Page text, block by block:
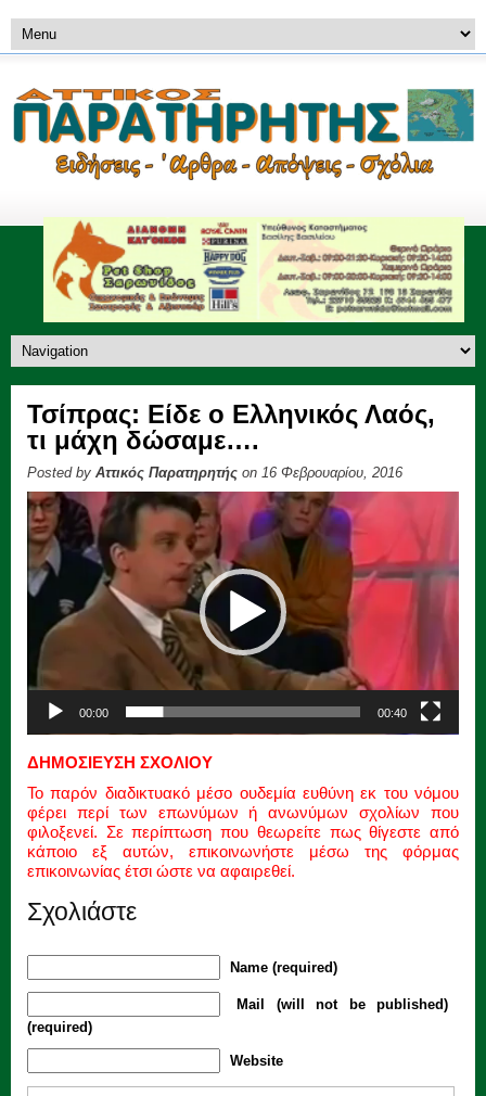
Τσίπρας: Είδε ο Ελληνικός Λαός,
τι μάχη δώσαμε….
Posted by Αττικός Παρατηρητής on 16 Φεβρουαρίου, 2016
Πρόγραμμα
Αναπαραγωγής
Βίντεο
00:00 00:40
ΔΗΜΟΣΙΕΥΣΗ ΣΧΟΛΙΟΥ
Το παρόν διαδικτυακό μέσο ουδεμία ευθύνη εκ του νόμου
φέρει περί των επωνύμων ή ανωνύμων σχολίων που
φιλοξενεί. Σε περίπτωση που θεωρείτε πως θίγεστε από
κάποιο εξ αυτών, επικοινωνήστε μέσω της φόρμας
επικοινωνίας έτσι ώστε να αφαιρεθεί.
Σχολιάστε
Name (required)
Mail (will not be published)
(required)
Website